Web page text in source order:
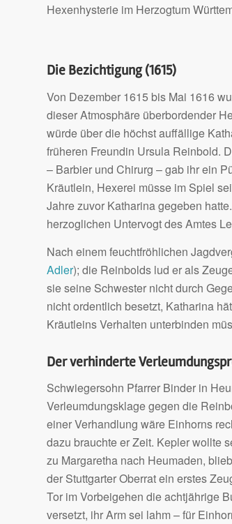
Hexenhysterie im Herzogtum
Die Bezichtigung (1615)
Von Dezember 1615 bis Mai 1616
dieser Atmosphäre überbordender
würde über die höchst auffällige
früheren Freundin Ursula Reinbold.
– Barbier und Chirurg – gab ihr ein
Kräutlein, Hexerei müsse im Spiel
Jahre zuvor Katharina gegeben
herzoglichen Untervogt des Amtes
Nach einem feuchtfröhlichen
Adler); die Reinbolds lud er als
sie seine Schwester nicht durch
nicht ordentlich besetzt, Katharina
Kräutleins Verhalten unterbinden
Der verhinderte
Schwiegersohn Pfarrer Binder in
Verleumdungsklage gegen die
einer Verhandlung wäre Einhorns
dazu brauchte er Zeit. Kepler wollte
zu Margaretha nach Heumaden,
der Stuttgarter Oberrat ein erstes
Tor im Vorbeigehen die achtjährige
versetzt, ihr Arm sei lahm – für